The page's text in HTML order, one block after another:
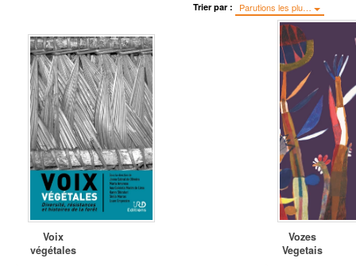
Trier par : Parutions les plu…
Voix
végétales
Vozes
Vegetais